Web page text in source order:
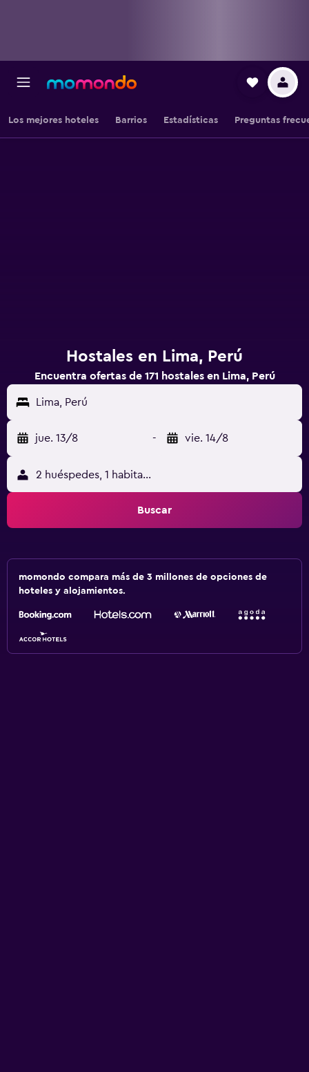
Los mejores hoteles Barrios Estadísticas Preguntas
Hostales en Lima, Perú
Encuentra ofertas de 171 hostales en Lima, Perú
Lima, Perú
jue. 13/8 - vie. 14/8
2 huéspedes, 1 habitación
Buscar
momondo compara más de 3 millones de opciones de
hoteles y alojamientos.